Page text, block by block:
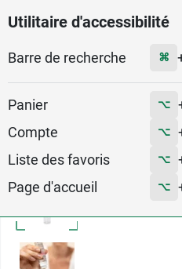
Utilitaire d'accessibilité
Barre de recherche ⌘
Panier ⌥
Compte ⌥
Liste des favoris ⌥
Page d'accueil ⌥
Menu